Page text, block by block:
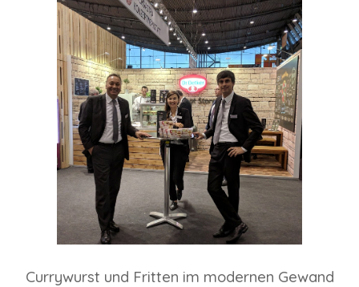
Currywurst und Fritten im modernen Gewand